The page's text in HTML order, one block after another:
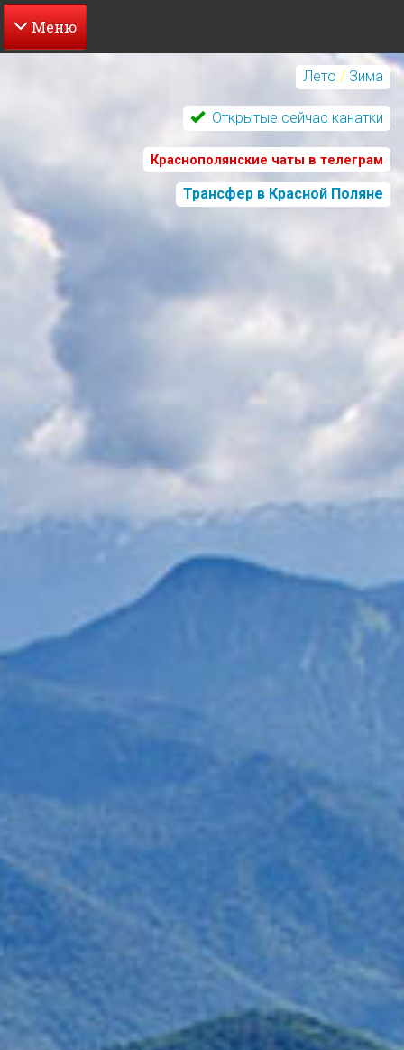
Перейти
Лето / Зима
Открытые сейчас канатки
Краснополянские чаты в телеграм
Трансфер в Красной Поляне